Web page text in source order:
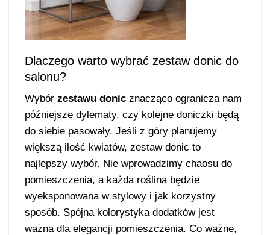
Dlaczego warto wybrać zestaw donic do
salonu?
Wybór zestawu donicznacząco ogranicza nam
późniejsze dylematy, czy kolejne doniczki będą
do siebie pasowały. Jeśli z góry planujemy
większą ilość kwiatów, zestaw donic to
najlepszy wybór. Nie wprowadzimy chaosu do
pomieszczenia, a każda roślina będzie
wyeksponowana w stylowy i jak korzystny
sposób. Spójna kolorystyka dodatków jest
ważna dla elegancji pomieszczenia. Co ważne,